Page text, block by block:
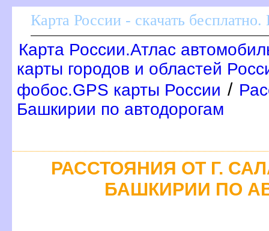
Карта России - скачать
Карта России.Атлас
карты городов и областей
фобос.GPS карты России /
Башкирии по автодорогам
РАССТОЯНИЯ ОТ Г.
БАШКИРИИ ПО